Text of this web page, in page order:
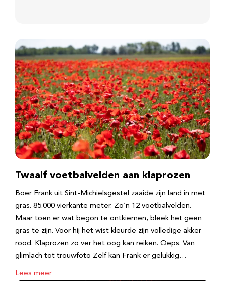
Twaalf voetbalvelden aan klaprozen
Boer Frank uit Sint-Michielsgestel zaaide zijn land in met
gras. 85.000 vierkante meter. Zo’n 12 voetbalvelden.
Maar toen er wat begon te ontkiemen, bleek het geen
gras te zijn. Voor hij het wist kleurde zijn volledige akker
rood. Klaprozen zo ver het oog kan reiken. Oeps. Van
glimlach tot trouwfoto Zelf kan Frank er gelukkig…
Lees meer